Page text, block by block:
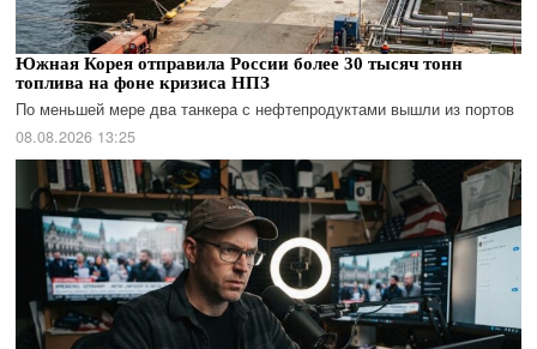
Южная Корея отправила России более 30 тысяч тонн
топлива на фоне кризиса НПЗ
По меньшей мере два танкера с нефтепродуктами вышли из портов
08.08.2026 13:25